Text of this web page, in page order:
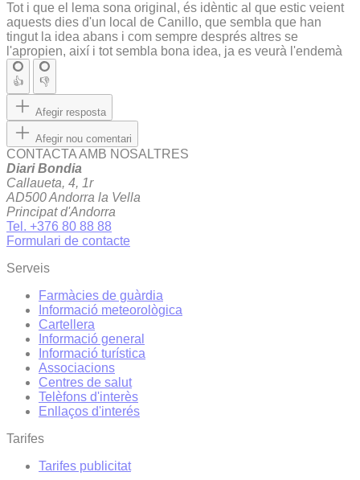
Tot i que el lema sona original, és idèntic al que estic veient
aquests dies d'un local de Canillo, que sembla que han
tingut la idea abans i com sempre després altres se
l'apropien, així i tot sembla bona idea, ja es veurà l'endemà
👍 👎
Afegir resposta
Afegir nou comentari
CONTACTA AMB NOSALTRES
Diari Bondia
Callaueta, 4, 1r
AD500 Andorra la Vella
Principat d'Andorra
Tel. +376 80 88 88
Formulari de contacte
Serveis
Farmàcies de guàrdia
Informació meteorològica
Cartellera
Informació general
Informació turística
Associacions
Centres de salut
Telèfons d'interès
Enllaços d'interés
Tarifes
Tarifes publicitat